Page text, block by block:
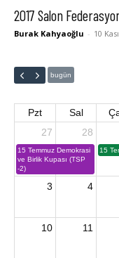
2017 Salon
Burak Kahyaoğlu - 10
bugün
Pzt Sal
27
15 Temmuz Demokrasi
ve Birlik Kupası (TSP
-2)
28
15
3 4
10 11